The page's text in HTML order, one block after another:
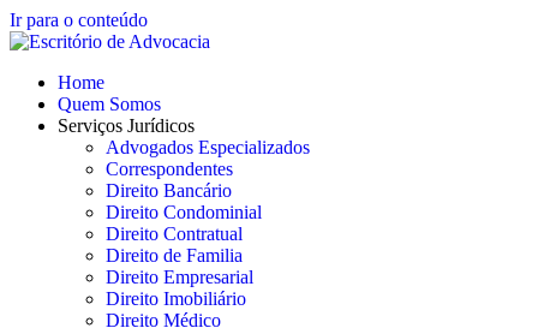
Ir para o conteúdo
Home
Quem Somos
Serviços Jurídicos
Advogados Especializados
Correspondentes
Direito Bancário
Direito Condominial
Direito Contratual
Direito de Familia
Direito Empresarial
Direito Imobiliário
Direito Médico